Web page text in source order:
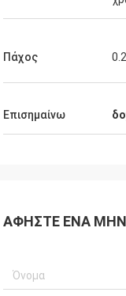
Πάχος
Επισημαίνω
ΑΦΉΣΤΕ ΈΝΑ